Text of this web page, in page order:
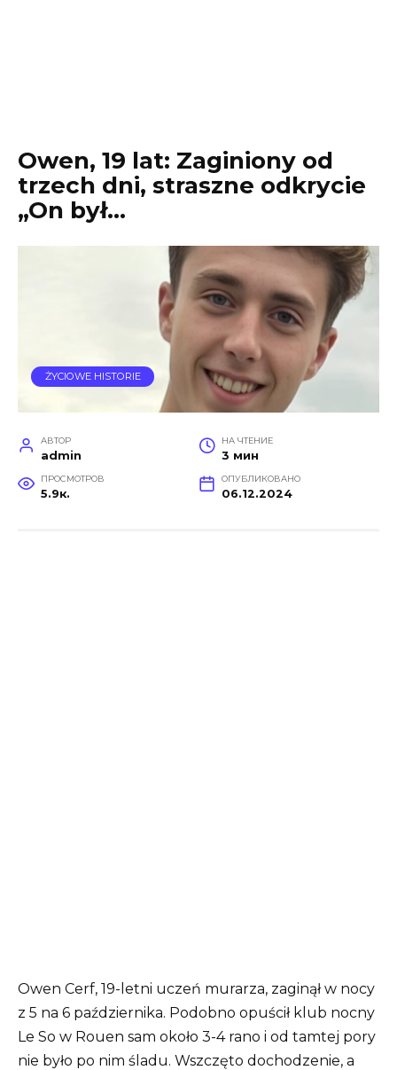
Owen, 19 lat: Zaginiony od
trzech dni, straszne odkrycie
„On był…
ŻYCIOWE HISTORIE
АВТОР
admin
НА ЧТЕНИЕ
3 мин
ПРОСМОТРОВ
5.9к.
ОПУБЛИКОВАНО
06.12.2024
Owen Cerf, 19-letni uczeń murarza, zaginął w nocy
z 5 na 6 października. Podobno opuścił klub nocny
Le So w Rouen sam około 3-4 rano i od tamtej pory
nie było po nim śladu. Wszczęto dochodzenie, a